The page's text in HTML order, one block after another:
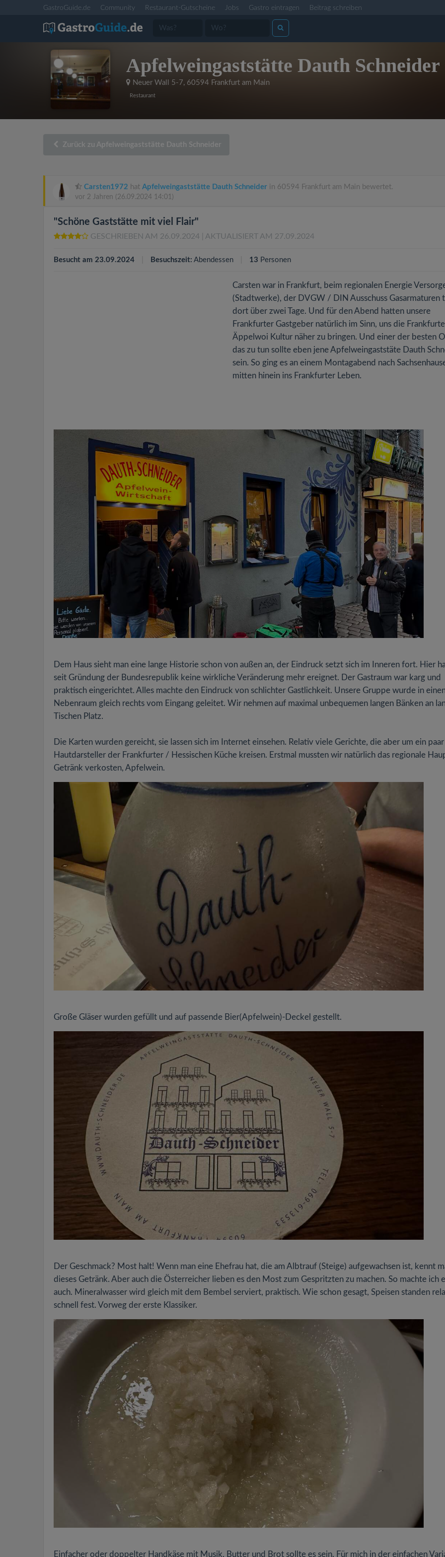
GastroGuide.de Community Restaurant-Gutscheine Jobs Gastro eintragen Beitrag schreiben
Apfelweingaststätte Dauth Schneider
Neuer Wall 5-7, 60594 Frankfurt am Main
Restaurant
Zurück zu Apfelweingaststätte Dauth Schneider
Carsten1972 hat Apfelweingaststätte Dauth Schneider in 60594 Frankfurt am Main bewertet.
vor 2 Jahren (26.09.2024 14:01)
"Schöne Gaststätte mit viel Flair"
GESCHRIEBEN AM 26.09.2024 | AKTUALISIERT AM 27.09.2024
Besucht am 23.09.2024 Besuchszeit: Abendessen 13 Personen
Carsten war in Frankfurt, beim regionalen Energie
(Stadtwerke), der DVGW / DIN Ausschuss Gasarmaturen
dort über zwei Tage. Und für den Abend hatten unsere
Frankfurter Gastgeber natürlich im Sinn, uns die
Äppelwoi Kultur näher zu bringen. Und einer der besten
das zu tun sollte eben jene Apfelweingaststäte Dauth
sein. So ging es an einem Montagabend nach
mitten hinein ins Frankfurter Leben.
Dem Haus sieht man eine lange Historie schon von außen an, der Eindruck setzt sich im Inneren fort. Hier
seit Gründung der Bundesrepublik keine wirkliche Veränderung mehr ereignet. Der Gastraum war karg und
praktisch eingerichtet. Alles machte den Eindruck von schlichter Gastlichkeit. Unsere Gruppe wurde in
Nebenraum gleich rechts vom Eingang geleitet. Wir nehmen auf maximal unbequemen langen Bänken an
Tischen Platz.
Die Karten wurden gereicht, sie lassen sich im Internet einsehen. Relativ viele Gerichte, die aber um ein paar
Hautdarsteller der Frankfurter / Hessischen Küche kreisen. Erstmal mussten wir natürlich das regionale
Getränk verkosten, Apfelwein.
Große Gläser wurden gefüllt und auf passende Bier(Apfelwein)-Deckel gestellt.
Der Geschmack? Most halt! Wenn man eine Ehefrau hat, die am Albtrauf (Steige) aufgewachsen ist, kennt
dieses Getränk. Aber auch die Österreicher lieben es den Most zum Gespritzten zu machen. So machte ich
auch. Mineralwasser wird gleich mit dem Bembel serviert, praktisch. Wie schon gesagt, Speisen standen
schnell fest. Vorweg der erste Klassiker.
Einfacher oder doppelter Handkäse mit Musik, Butter und Brot sollte es sein. Für mich in der einfachen